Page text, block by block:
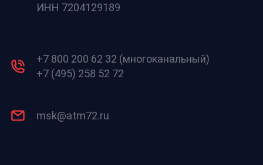
ИНН 7204129189
+7 800 200 62 32 (многоканальный)
+7 (495) 258 52 72
msk@atm72.ru